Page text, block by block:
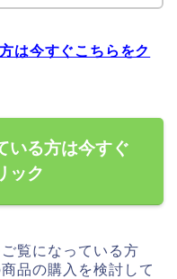
は今すぐこちらをク
いる方は今すぐ
ック
覧になっている方
品の購入を検討して